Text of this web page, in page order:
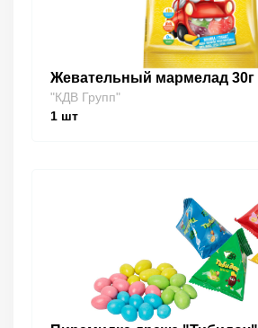
Жевательный мармелад 30г
"КДВ Групп"
1 шт